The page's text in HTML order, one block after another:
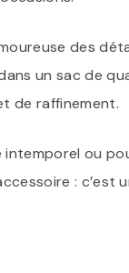
des
un sac de
de raffinement.
ou
: